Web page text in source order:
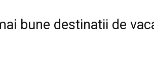
bune destinatii de